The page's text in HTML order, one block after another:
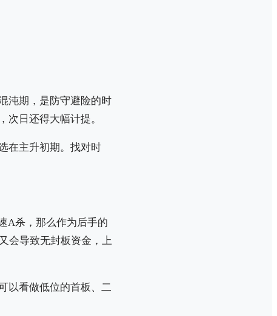
沌期，是防守避险的时
日还得大幅计提。
在主升初期。找对时
A杀，那么作为后手的
会导致无封板资金，上
以看做低位的首板、二